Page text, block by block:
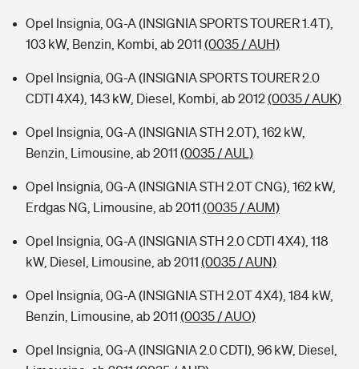
Opel Insignia, 0G-A (INSIGNIA SPORTS TOURER 1.4T),
103 kW, Benzin, Kombi, ab 2011 (0035 / AUH)
Opel Insignia, 0G-A (INSIGNIA SPORTS TOURER 2.0
CDTI 4X4), 143 kW, Diesel, Kombi, ab 2012(0035 / AUK)
Opel Insignia, 0G-A (INSIGNIA STH 2.0T), 162 kW,
Benzin, Limousine, ab 2011 (0035 / AUL)
Opel Insignia, 0G-A (INSIGNIA STH 2.0T CNG), 162 kW,
Erdgas NG, Limousine, ab 2011 (0035 / AUM)
Opel Insignia, 0G-A (INSIGNIA STH 2.0 CDTI 4X4), 118
kW, Diesel, Limousine, ab 2011 (0035 / AUN)
Opel Insignia, 0G-A (INSIGNIA STH 2.0T 4X4), 184 kW,
Benzin, Limousine, ab 2011 (0035 / AUO)
Opel Insignia, 0G-A (INSIGNIA 2.0 CDTI), 96 kW, Diesel,